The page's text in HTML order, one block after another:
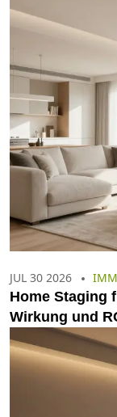
JUL 30 2026
Home Staging
Wirkung und